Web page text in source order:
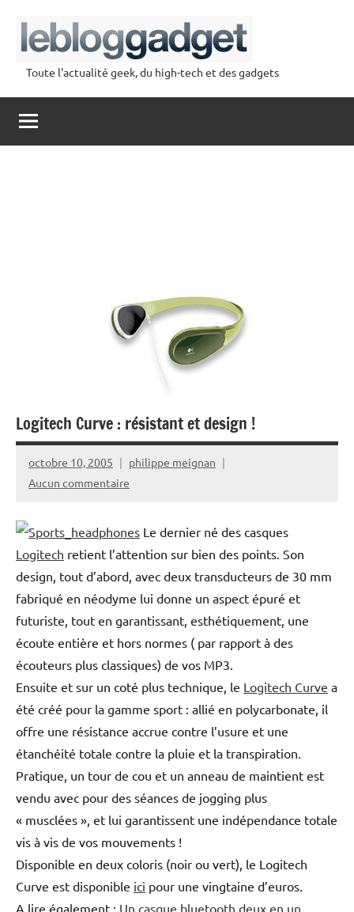
contenu
lebloggadget
Toute l'actualité geek, du high-tech et des gadgets
Logitech Curve : résistant et design !
octobre 10, 2005
philippe meignan
Aucun commentaire
Le dernier né des casques
Logitech retient l’attention sur bien des points. Son
design, tout d’abord, avec deux transducteurs de 30 mm
fabriqué en néodyme lui donne un aspect épuré et
futuriste, tout en garantissant, esthétiquement, une
écoute entière et hors normes ( par rapport à des
écouteurs plus classiques) de vos MP3.
Ensuite et sur un coté plus technique, le Logitech Curve a
été créé pour la gamme sport : allié en polycarbonate, il
offre une résistance accrue contre l’usure et une
étanchéité totale contre la pluie et la transpiration.
Pratique, un tour de cou et un anneau de maintient est
vendu avec pour des séances de jogging plus
« musclées », et lui garantissent une indépendance totale
vis à vis de vos mouvements !
Disponible en deux coloris (noir ou vert), le Logitech
Curve est disponible ici pour une vingtaine d’euros.
A lire également : Un casque bluetooth deux en un.